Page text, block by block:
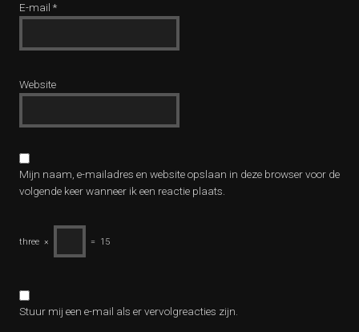
E-mail *
Website
Mijn naam, e-mailadres en website opslaan in deze browser voor de
volgende keer wanneer ik een reactie plaats.
three × = 15
Stuur mij een e-mail als er vervolgreacties zijn.